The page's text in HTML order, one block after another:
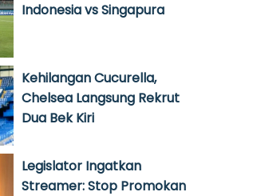
Indonesia vs Singapura
Kehilangan Cucurella,
Chelsea Langsung Rekrut
Dua Bek Kiri
Legislator Ingatkan
Streamer: Stop Promokan